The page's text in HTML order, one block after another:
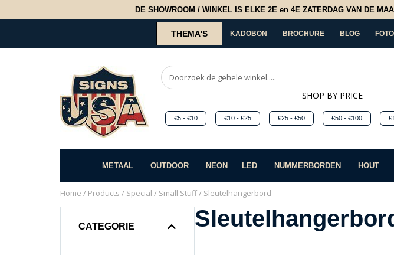
DE SHOWROOM / WINKEL IS ELKE 2E en 4E ZATERDAG VAN DE
THEMA'S KADOBON BROCHURE BLOG
SHOP BY PRICE
€5 - €10 €10 - €25 €25 - €50 €50 - €100
METAAL OUTDOOR NEON LED NUMMERBORDEN HOUT
Home / Products / Special / Small Stuff/ Sleutelhangerbord
CATEGORIE